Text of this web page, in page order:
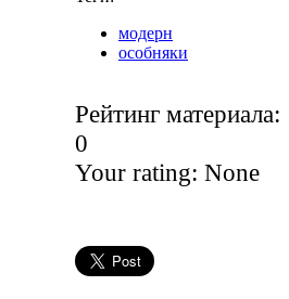
модерн
особняки
Рейтинг материала:
0
Your rating: None